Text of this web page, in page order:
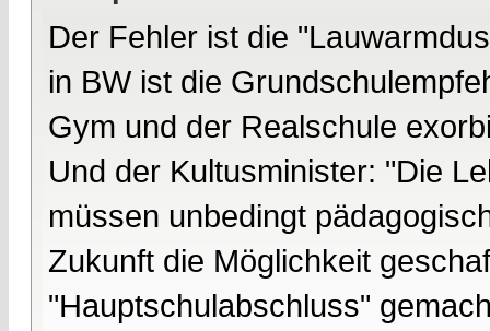
Der Fehler ist die
in BW ist die
Gym und der Realschule
Und der Kultusminister: "Die
müssen unbedingt
Zukunft die Möglichkeit
"Hauptschulabschluss"